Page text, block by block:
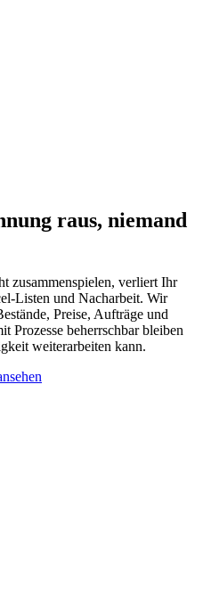
raus, niemand
zusammenspielen, verliert Ihr
Listen und Nacharbeit. Wir
Preise, Aufträge und
Prozesse beherrschbar bleiben
weiterarbeiten kann.